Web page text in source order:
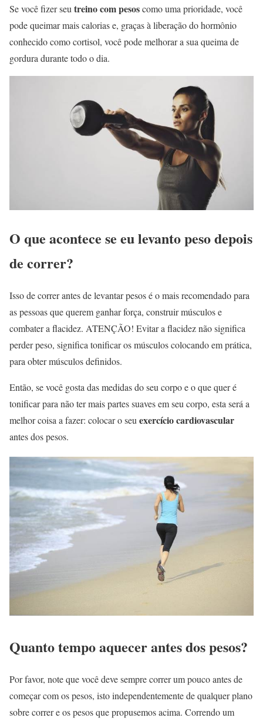
Se você fizer seu treino com pesoscomo uma prioridade, você
pode queimar mais calorias e, graças à liberação do hormônio
conhecido como cortisol, você pode melhorar a sua queima de
gordura durante todo o dia.
O que acontece se eu levanto peso depois
de correr?
Isso de correr antes de levantar pesos é o mais recomendado para
as pessoas que querem ganhar força, construir músculos e
combater a flacidez. ATENÇÃO! Evitar a flacidez não significa
perder peso, significa tonificar os músculos colocando em prática,
para obter músculos definidos.
Então, se você gosta das medidas do seu corpo e o que quer é
tonificar para não ter mais partes suaves em seu corpo, esta será a
melhor coisa a fazer: colocar o seuexercício cardiovascular
antes dos pesos.
Quanto tempo aquecer antes dos pesos?
Por favor, note que você deve sempre correr um pouco antes de
começar com os pesos, isto independentemente de qualquer plano
sobre correr e os pesos que propusemos acima. Correndo um